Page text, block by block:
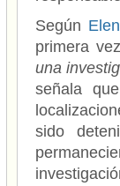
Según
primera
una
señala
sido